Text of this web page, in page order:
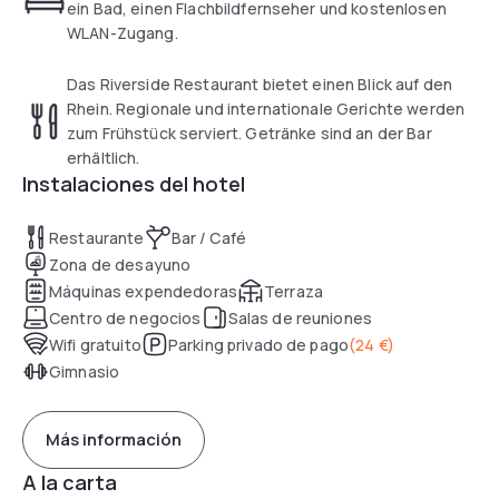
ein Bad, einen Flachbildfernseher und kostenlosen
WLAN-Zugang.
Das Riverside Restaurant bietet einen Blick auf den
Rhein. Regionale und internationale Gerichte werden
zum Frühstück serviert. Getränke sind an der Bar
erhältlich.
Instalaciones del hotel
Restaurante
Bar / Café
Zona de desayuno
Máquinas expendedoras
Terraza
Centro de negocios
Salas de reuniones
Wifi gratuito
Parking privado de pago(24 €)
Gimnasio
Más información
A la carta